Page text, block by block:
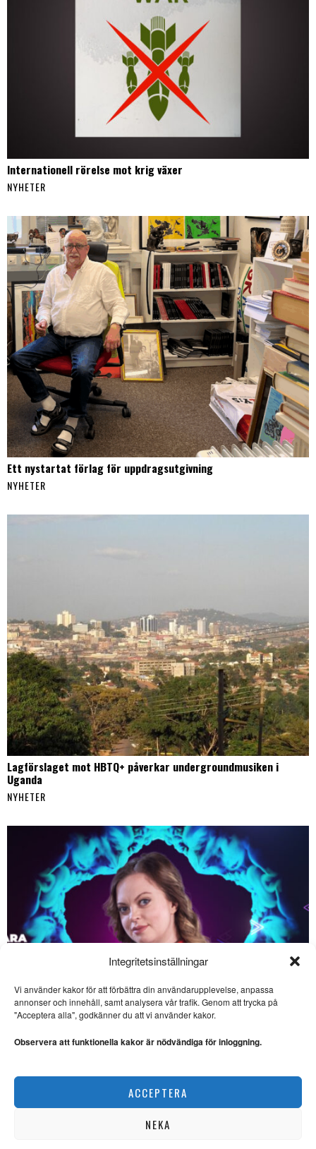
Integritetsinställningar
Vi använder kakor för att förbättra din användarupplevelse, anpassa
annonser och innehåll, samt analysera vår trafik. Genom att trycka på
"Acceptera alla", godkänner du att vi använder kakor.
Observera att funktionella kakor är nödvändiga för inloggning.
ACCEPTERA
NEKA
Internationell rörelse mot krig växer
NYHETER
Ett nystartat förlag för uppdragsutgivning
NYHETER
Lagförslaget mot HBTQ+ påverkar undergroundmusiken i
Uganda
NYHETER
Saara Hermansson vill lyfta fram samisk kultur
SE ÄVEN
kyrkorummet
Öveds kyrka och tagit del
KONST. Den framstående